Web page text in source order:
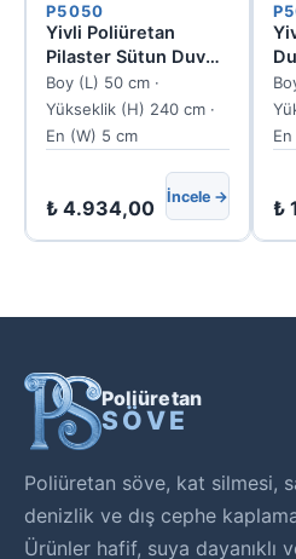
P5050
Yivli Poliüretan
Pilaster Sütun Duvar
Paneli
50x500x2400 mm
P5050
Boy (L) 50 cm ·
Yükseklik (H) 240 cm ·
En (W) 5 cm
₺ 4.934,00 İncele → ₺
Poliüretan
SÖVE
Poliüretan söve, kat silmesi,
denizlik ve dış cephe
Ürünler hafif, suya dayanıklı